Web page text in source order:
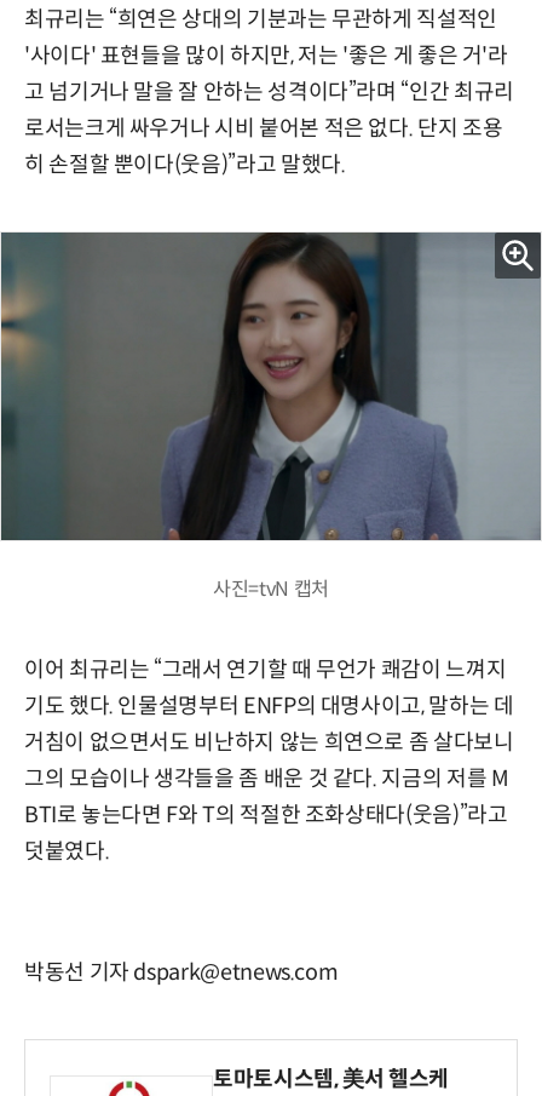
최규리는 “희연은 상대의 기분과는 무관하게 직설적인
'사이다' 표현들을 많이 하지만, 저는 '좋은 게 좋은 거'라
고 넘기거나 말을 잘 안하는 성격이다”라며 “인간 최규리
로서는크게 싸우거나 시비 붙어본 적은 없다. 단지 조용
히 손절할 뿐이다(웃음)”라고 말했다.
사진=tvN 캡처
이어 최규리는 “그래서 연기할 때 무언가 쾌감이 느껴지
기도 했다. 인물설명부터 ENFP의 대명사이고, 말하는 데
거침이 없으면서도 비난하지 않는 희연으로 좀 살다보니
그의 모습이나 생각들을 좀 배운 것 같다. 지금의 저를 M
BTI로 놓는다면 F와 T의 적절한 조화상태다(웃음)”라고
덧붙였다.
박동선 기자 dspark@etnews.com
토마토시스템, 美서 헬스케